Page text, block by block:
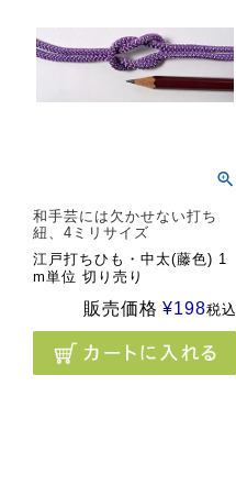
和手芸には欠かせない打ち
紐、4ミリサイズ
江戸打ちひも・中太(藤色) 1
m単位 切り売り
販売価格 ¥198税込